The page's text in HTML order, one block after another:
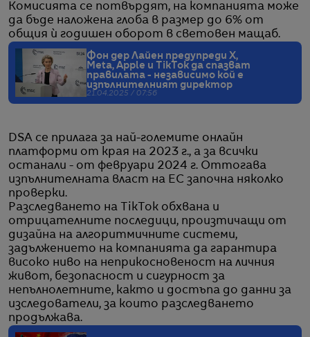
Комисията се потвърдят, на компанията може
да бъде наложена глоба в размер до 6% от
общия ѝ годишен оборот в световен мащаб.
Фон дер Лайен предупреди X,
Meta, Apple и TikTok да спазват
правилата - независимо кой е
изпълнителният директор
21.04.2025 / 07:56
DSA се прилага за най-големите онлайн
платформи от края на 2023 г., а за всички
останали - от февруари 2024 г. Оттогава
изпълнителната власт на ЕС започна няколко
проверки.
Разследването на TikTok обхвана и
отрицателните последици, произтичащи от
дизайна на алгоритмичните системи,
задължението на компанията да гарантира
високо ниво на неприкосновеност на личния
живот, безопасност и сигурност за
непълнолетните, както и достъпа до данни за
изследователи, за които разследването
продължава.